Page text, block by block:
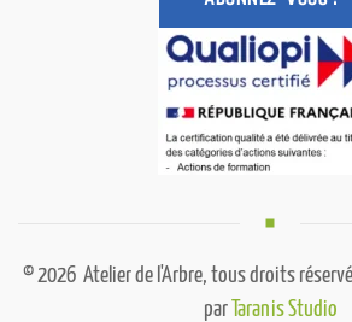
©2026Atelier de l'Arbre, tous droits
parTaranis Studio